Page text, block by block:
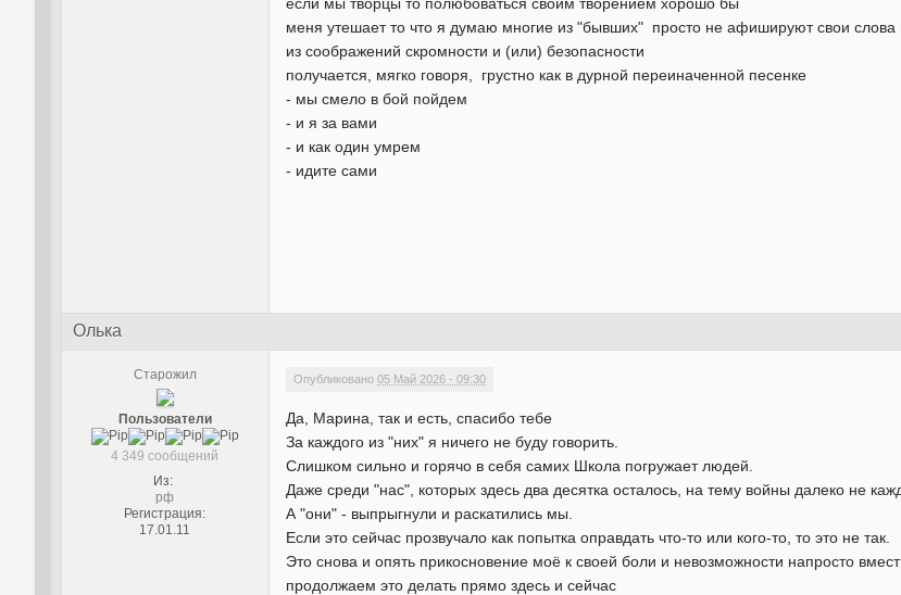
меня утешает то что я думаю многие из "бывших" просто не афишируют свои слова
из соображений скромности и (или) безопасности
получается, мягко говоря, грустно как в дурной переиначенной песенке
- мы смело в бой пойдем
- и я за вами
- и как один умрем
- идите сами
Олька
Старожил
Пользователи
4 349 сообщений
Из:
рф
Регистрация:
17.01.11
Опубликовано05 Май 2026 - 09:30
Да, Марина, так и есть, спасибо тебе
За каждого из "них" я ничего не буду говорить.
Слишком сильно и горячо в себя самих Школа погружает людей.
Даже среди "нас", которых здесь два десятка осталось, на тему войны далеко не
А "они" - выпрыгнули и раскатились мы.
Если это сейчас прозвучало как попытка оправдать что-то или кого-то, то это не так.
Это снова и опять прикосновение моë к своей боли и невозможности напросто
продолжаем это делать прямо здесь и сейчас